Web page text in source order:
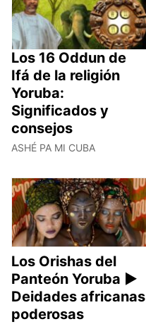
Los 16 Oddun de
Ifá de la religión
Yoruba:
Significados y
consejos
ASHÉ PA MI CUBA
Los Orishas del
Panteón Yoruba ►
Deidades africanas
poderosas